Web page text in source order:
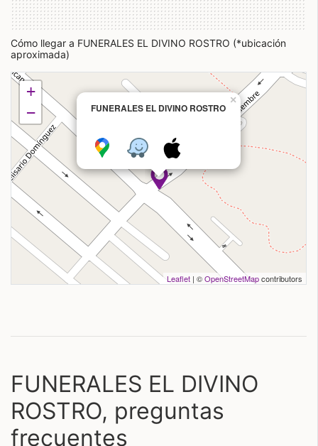
Cómo llegar a FUNERALES EL DIVINO ROSTRO (*ubicación
aproximada)
FUNERALES EL DIVINO ROSTRO
×
+
−
Leaflet | ©OpenStreetMapcontributors
FUNERALES EL DIVINO
ROSTRO, preguntas
frecuentes